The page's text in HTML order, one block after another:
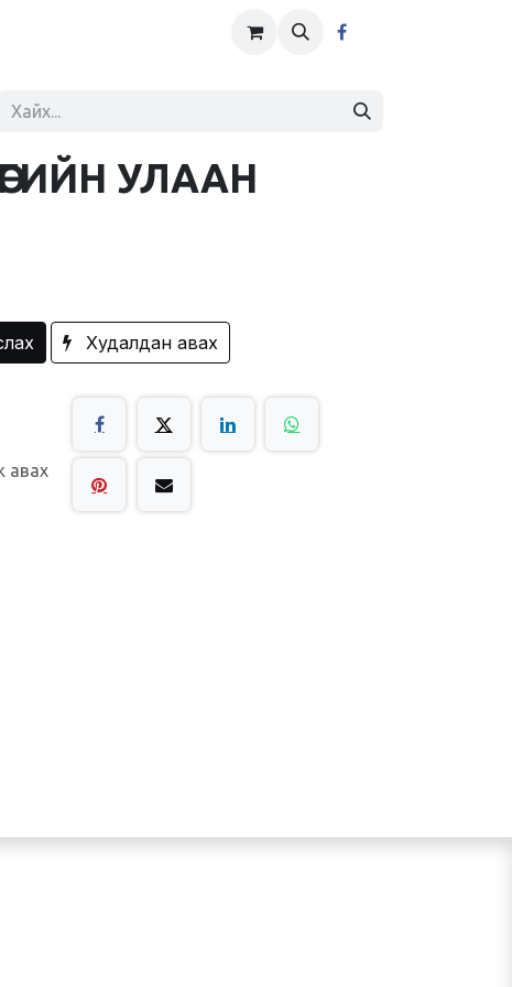
УЛААН
Худалдан авах
авах